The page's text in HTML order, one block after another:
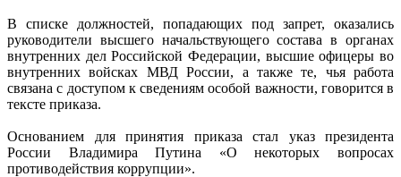
В списке должностей, попадающих под запрет, оказались
руководители высшего начальствующего состава в органах
внутренних дел Российской Федерации, высшие офицеры во
внутренних войсках МВД России, а также те, чья работа
связана с доступом к сведениям особой важности, говорится в
тексте приказа.
Основанием для принятия приказа стал указ президента
России Владимира Путина «О некоторых вопросах
противодействия коррупции».